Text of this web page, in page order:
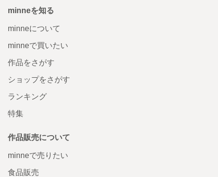
minneを知る
minneについて
minneで買いたい
作品をさがす
ショップをさがす
ランキング
特集
作品販売について
minneで売りたい
食品販売